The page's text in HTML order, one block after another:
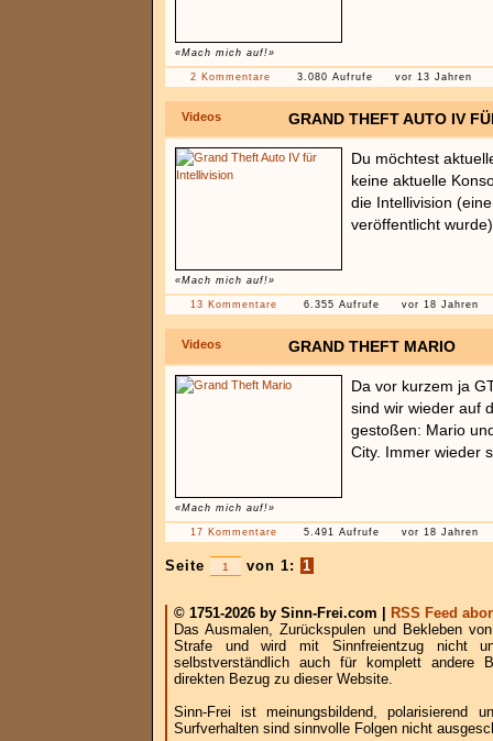
«Mach mich auf!»
2 Kommentare 3.080 Aufrufe vor 13 Jahren
Videos GRAND THEFT AUTO IV
«Mach mich auf!»
Du möchtest
keine aktuelle
die Intellivision
veröffentlicht
13 Kommentare 6.355 Aufrufe vor 18 Jahren
Videos GRAND THEFT MARIO
«Mach mich auf!»
Da vor kurzem ja
sind wir wieder auf
gestoßen: Mario
City. Immer wieder
17 Kommentare 5.491 Aufrufe vor 18 Jahren
Seite von 1: 1
© 1751-2026 by Sinn-Frei.com |
RSS Feed
Das Ausmalen, Zurückspulen und Bekleben
Strafe und wird mit Sinnfreientzug nicht
selbstverständlich auch für komplett andere
direkten Bezug zu dieser Website.
Sinn-Frei ist meinungsbildend, polarisierend
Surfverhalten sind sinnvolle Folgen nicht